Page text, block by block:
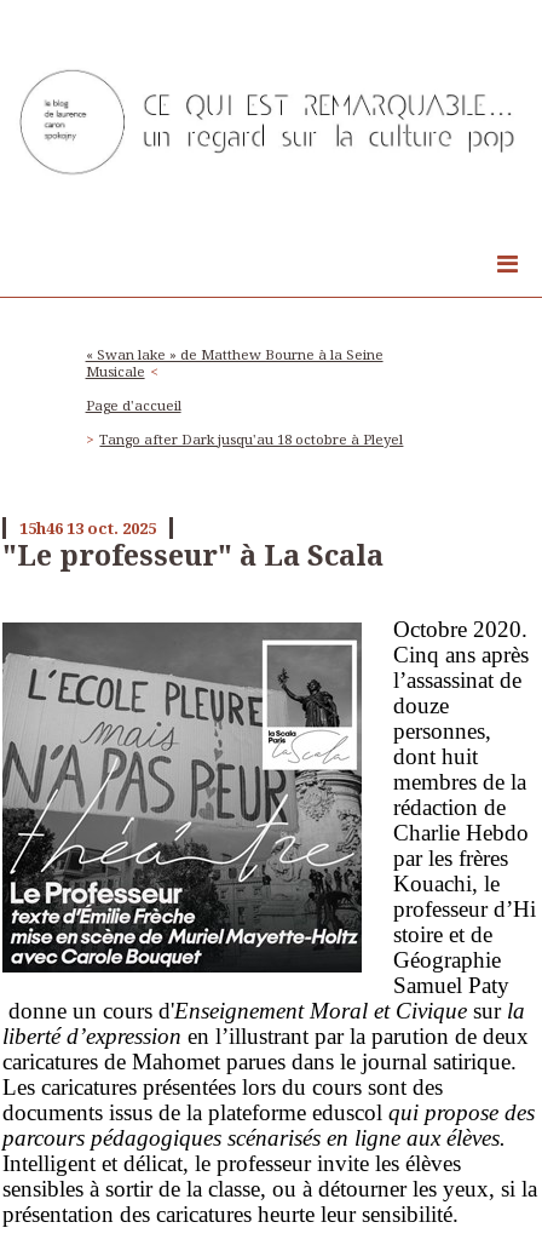
« Swan lake » de Matthew Bourne à la Seine
Musicale
Page d'accueil
Tango after Dark jusqu'au 18 octobre à Pleyel
15h4613 oct. 2025
"Le professeur" à La Scala
Octobre 2020.
Cinq ans après
l’assassinat de
douze
personnes,
dont huit
membres de la
rédaction de
Charlie Hebdo
parles frères
Kouachi, le
professeur d’Hi
stoire et de
Géographie
Samuel Paty
donne un cours d'Enseignement Moral et Civique sur la
liberté d’expression en l’illustrant par la parution de deux
caricatures de Mahomet parues dans le journal satirique.
Les caricatures présentées lors du cours sont des
documents issus de la plateforme eduscol qui propose des
parcours pédagogiques scénarisés en ligne aux élèves.
Intelligent et délicat, le professeur invite les élèves
sensibles à sortir de la classe, ou à détourner les yeux, si la
présentation des caricatures heurte leur sensibilité.